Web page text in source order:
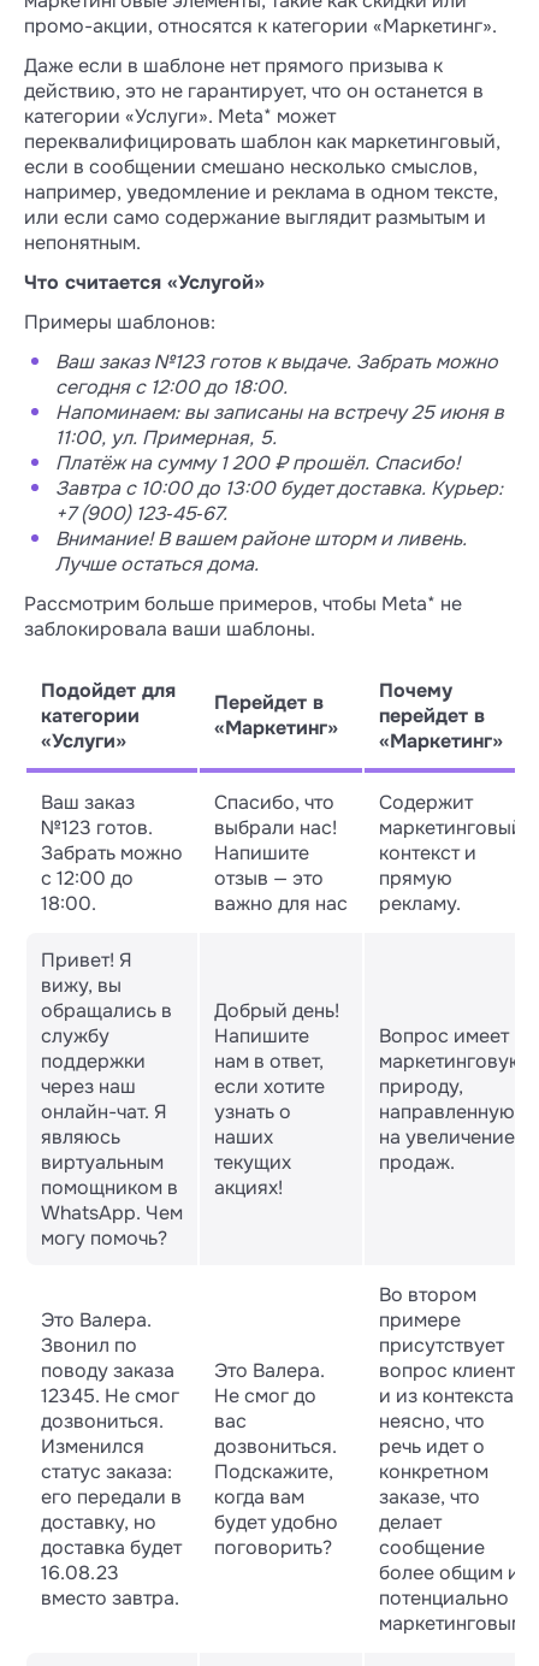
промо-акции, относятся к категории «Маркетинг».
Даже если в шаблоне нет прямого призыва к
действию, это не гарантирует, что он останется в
категории «Услуги». Meta* может
переквалифицировать шаблон как маркетинговый,
если в сообщении смешано несколько смыслов,
например, уведомление и реклама в одном тексте,
или если само содержание выглядит размытым и
непонятным.
Что считается «Услугой»
Примеры шаблонов:
Ваш заказ №123 готов к выдаче. Забрать можно
сегодня с 12:00 до 18:00.
Напоминаем: вы записаны на встречу 25 июня в
11:00, ул. Примерная, 5.
Платёж на сумму 1 200 ₽ прошёл. Спасибо!
Завтра с 10:00 до 13:00 будет доставка. Курьер:
+7 (900) 123‑45‑67.
Внимание! В вашем районе шторм и ливень.
Лучше остаться дома.
Рассмотрим больше примеров, чтобы Meta* не
заблокировала ваши шаблоны.
Подойдет для
категории
«Услуги»
Перейдет в
«Маркетинг»
Почему
перейдет в
«Маркетинг»
Ваш заказ
№123 готов.
Забрать можно
с 12:00 до
18:00.
Спасибо, что
выбрали нас!
Напишите
отзыв — это
важно для нас
Содержит
маркетинговый
контекст и
прямую
рекламу.
Привет! Я
вижу, вы
обращались в
службу
поддержки
через наш
онлайн-чат. Я
являюсь
виртуальным
помощником в
WhatsApp. Чем
могу помочь?
Добрый день!
Напишите
нам в ответ,
если хотите
узнать о
наших
текущих
акциях!
Вопрос имеет
маркетинговую
природу,
направленную
на увеличение
продаж.
Это Валера.
Звонил по
поводу заказа
12345. Не смог
дозвониться.
Изменился
статус заказа:
его передали в
доставку, но
доставка будет
16.08.23
вместо завтра.
Это Валера.
Не смог до
вас
дозвониться.
Подскажите,
когда вам
будет удобно
поговорить?
Во втором
примере
присутствует
вопрос клиенту,
и из контекста
неясно, что
речь идет о
конкретном
заказе, что
делает
сообщение
более общим и
потенциально
маркетинговым.